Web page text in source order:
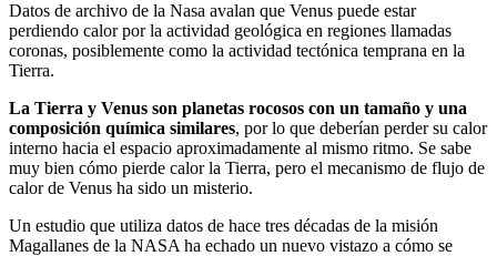
Datos de archivo de la Nasa avalan que Venus puede estar
perdiendo calor por la actividad geológica en regiones llamadas
coronas, posiblemente como la actividad tectónica temprana en la
Tierra.
La Tierra y Venus son planetas rocosos con un tamaño y una
composición química similares, por lo que deberían perder su calor
interno hacia el espacio aproximadamente al mismo ritmo. Se sabe
muy bien cómo pierde calor la Tierra, pero el mecanismo de flujo de
calor de Venus ha sido un misterio.
Un estudio que utiliza datos de hace tres décadas de la misión
Magallanes de la NASA ha echado un nuevo vistazo a cómo se